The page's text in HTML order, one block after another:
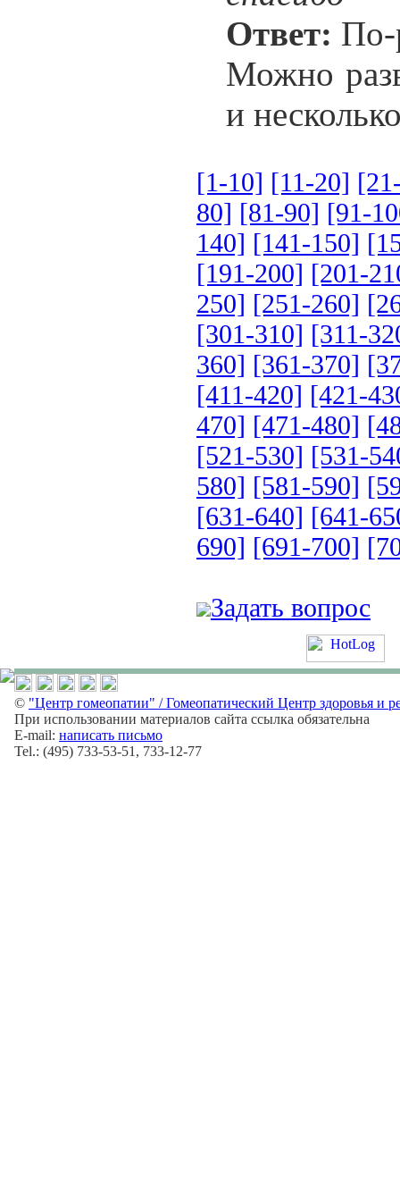
Ответ: По-
Можно
и
[1-10] [11-20]
80] [81-90] [91-
140] [141-150]
[191-200] [201-
250] [251-260]
[301-310] [311-
360] [361-370]
[411-420] [421-
470] [471-480]
[521-530] [531-
580] [581-590]
[631-640] [641-
690] [691-700]
Задать вопрос
© "Центр гомеопатии" / Гомеопатический Центр здоровья и
При использовании материалов сайта ссылка обязательна
E-mail: написать письмо
Tel.: (495) 733-53-51, 733-12-77